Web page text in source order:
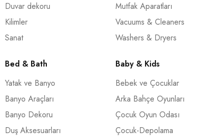
Duvar dekoru
Kilimler
Sanat
Mutfak Aparatları
Vacuums & Cleaners
Washers & Dryers
Bed & Bath
Yatak ve Banyo
Banyo Araçları
Banyo Dekoru
Duş Aksesuarları
Baby & Kids
Bebek ve Çocuklar
Arka Bahçe Oyunları
Çocuk Oyun Odası
Çocuk-Depolama